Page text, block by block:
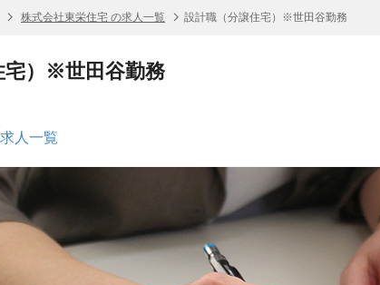
株式会社東栄住宅 の求人一覧 設計職（分譲住宅）※世田谷勤務
宅）※世田谷勤務
人一覧